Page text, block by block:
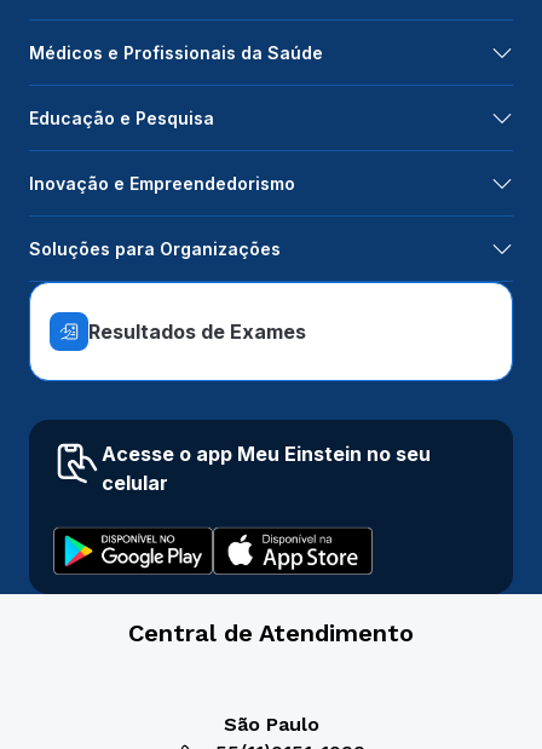
Médicos e Profissionais da Saúde
Educação e Pesquisa
Inovação e Empreendedorismo
Soluções para Organizações
Resultados de Exames
Acesse o app Meu Einstein no seu
celular
Central de Atendimento
São Paulo